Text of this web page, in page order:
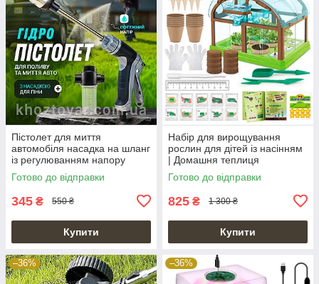
Пістолет для миття
автомобіля насадка на шланг
із регулюванням напору
Готово до відправки
345 ₴ 550 ₴
Купити
Набір для вирощування
рослин для дітей із насінням
| Домашня теплиця
Готово до відправки
825 ₴ 1 300 ₴
Купити
–36% –36%